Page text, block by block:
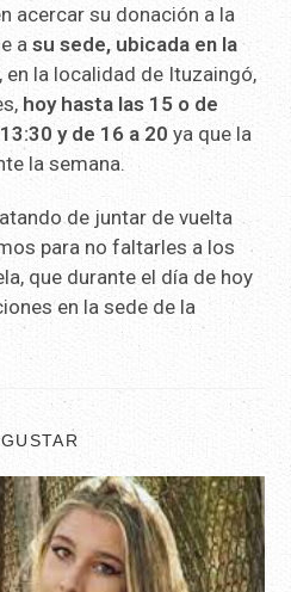
acercar su donación a la
asu sede, ubicada en la
, en la localidad de Ituzaingó,
hoy hasta las 15 o de
y de 16 a 20 ya que la
la semana.
de juntar de vuelta
para no faltarles a los
que durante el día de hoy
en la sede de la